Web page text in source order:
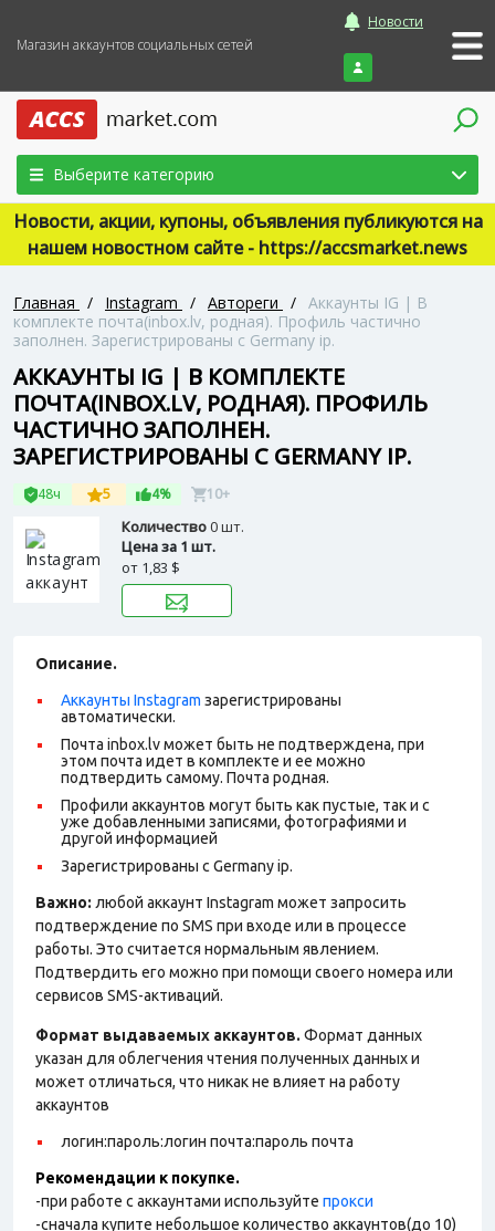
Магазин аккаунтов социальных сетей
Новости
Войти
Выберите категорию
Новости, акции, купоны, объявления публикуются на
нашем новостном сайте - https://accsmarket.news
Главная / Instagram / Автореги / Аккаунты IG | В
комплекте почта(inbox.lv, родная). Профиль частично
заполнен. Зарегистрированы с Germany ip.
АККАУНТЫ IG | В КОМПЛЕКТЕ
ПОЧТА(INBOX.LV, РОДНАЯ). ПРОФИЛЬ
ЧАСТИЧНО ЗАПОЛНЕН.
ЗАРЕГИСТРИРОВАНЫ С GERMANY IP.
48ч 5 4% 10+
Количество0 шт.
Цена за 1 шт.
от 1,83 $
Описание.
Аккаунты Instagram зарегистрированы
автоматически.
Почта inbox.lv может быть не подтверждена, при
этом почта идет в комплекте и ее можно
подтвердить самому. Почта родная.
Профили аккаунтов могут быть как пустые, так и с
уже добавленными записями, фотографиями и
другой информацией
Зарегистрированы с Germany ip.
Важно: любой аккаунт Instagram может запросить
подтверждение по SMS при входе или в процессе
работы. Это считается нормальным явлением.
Подтвердить его можно при помощи своего номера или
сервисов SMS-активаций.
Формат выдаваемых аккаунтов. Формат данных
указан для облегчения чтения полученных данных и
может отличаться, что никак не влияет на работу
аккаунтов
логин:пароль:логин почта:пароль почта
Рекомендации к покупке.
-при работе с аккаунтами используйте прокси
-сначала купите небольшое количество аккаунтов(до 10)